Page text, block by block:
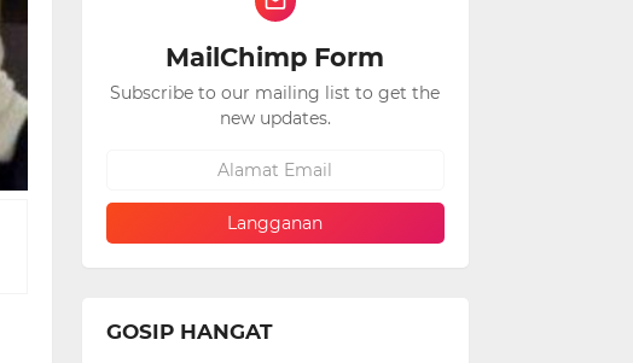
MailChimp Form
Subscribe to our mailing list to get the
new updates.
GOSIP HANGAT